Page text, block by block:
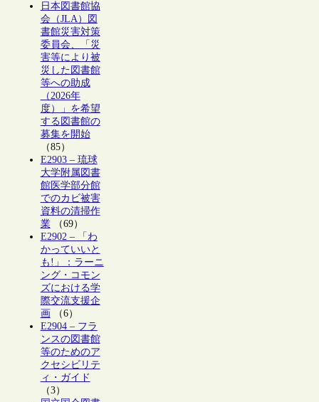
日本図書館協
会（JLA）図
書館災害対策
委員会、「災
害等により被
災した図書館
等への助成
（2026年
度）」を希望
する図書館の
募集を開始
（85）
E2903 – 琉球
大学附属図書
館医学部分館
でのカビ被害
資料の清掃作
業（69）
E2902 – 「わ
かっていいと
も!」：ラーニ
ング・コモン
ズにおける学
際交流支援企
画 （6）
E2904 – フラ
ンスの図書館
等のためのア
クセシビリテ
ィ・ガイド
（3）